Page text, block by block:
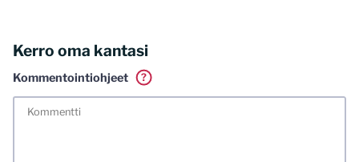
Kerro oma kantasi
Kommentointiohjeet
?
meiliosoitteen. Minua ja mielipiteitäni saa ilman muuta